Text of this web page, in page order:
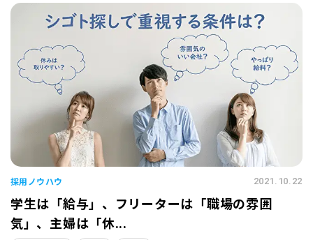
採用ノウハウ 2021.10.22
学生は「給与」、フリーターは「職場の雰囲
気」、主婦は「休...